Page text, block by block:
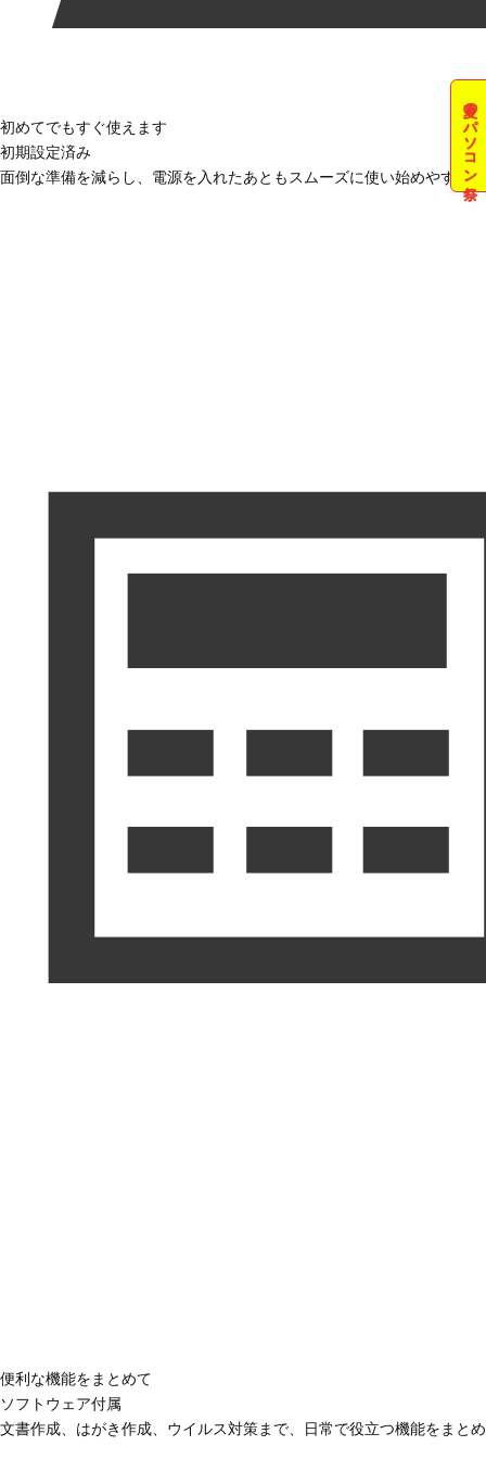
夏のパソコン祭
初めてでもすぐ使えます
初期設定済み
面倒な準備を減らし、電源を入れたあともスムーズに使い始めやすい
便利な機能をまとめて
ソフトウェア付属
文書作成、はがき作成、ウイルス対策まで、日常で役立つ機能をまと